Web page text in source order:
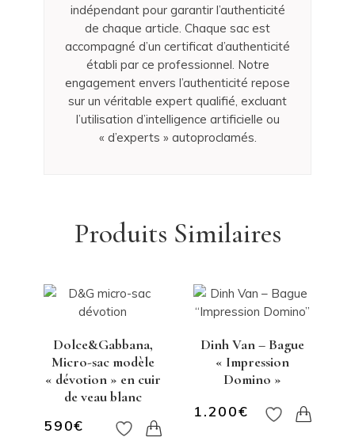
indépendant pour garantir l’authenticité
de chaque article. Chaque sac est
accompagné d’un certificat d’authenticité
établi par ce professionnel. Notre
engagement envers l’authenticité repose
sur un véritable expert qualifié, excluant
l’utilisation d’intelligence artificielle ou
« d’experts » autoproclamés.
Produits Similaires
Dolce&Gabbana,
Micro-sac modèle
« dévotion » en cuir
de veau blanc
590€
Dinh Van – Bague
« Impression
Domino »
1.200€